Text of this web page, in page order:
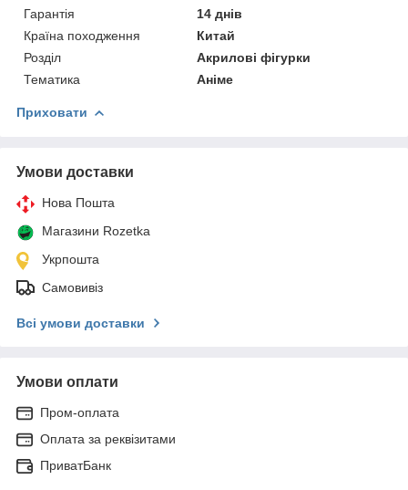
Гарантія
14 днів
Країна походження
Китай
Розділ
Акрилові фігурки
Тематика
Аніме
Приховати
Умови доставки
Нова Пошта
Магазини Rozetka
Укрпошта
Самовивіз
Всі умови доставки
Умови оплати
Пром-оплата
Оплата за реквізитами
ПриватБанк